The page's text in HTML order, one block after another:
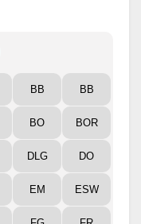
BB BB
BO BOR
DLG DO
EM ESW